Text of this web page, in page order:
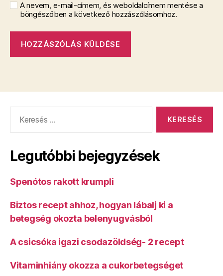
A nevem, e-mail-címem, és weboldalcímem mentése a
böngészőben a következő hozzászólásomhoz.
Legutóbbi bejegyzések
Spenótos rakott krumpli
Biztos recept ahhoz, hogyan lábalj ki a
betegség okozta belenyugvásból
A csicsóka igazi csodazöldség- 2 recept
Vitaminhiány okozza a cukorbetegséget